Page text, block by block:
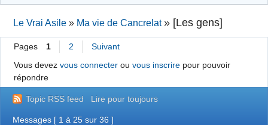
S’inscrire
Connexion
Le Vrai Asile » Ma vie de Cancrelat » [Les gens]
Pages 1 2
Suivant
Vous devez vous connecterou vous inscrirepour pouvoir
répondre
Topic RSS feed Lire pour toujours
Messages [ 1 à 25 sur 36 ]